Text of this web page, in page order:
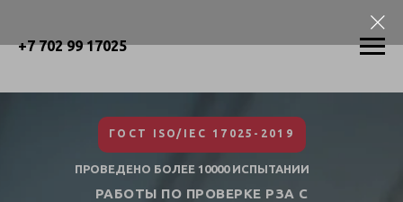
+7 702 99 17025
ПРОВЕДЕНО БОЛЕЕ 10000 ИСПЫТАНИИ
РАБОТЫ ПО ПРОВЕРКЕ РЗА С
ГОСТ ISO/IEC 17025-2019